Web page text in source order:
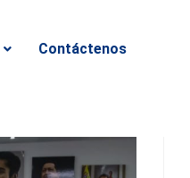
Contáctenos